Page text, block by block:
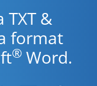
&
format
® Word.